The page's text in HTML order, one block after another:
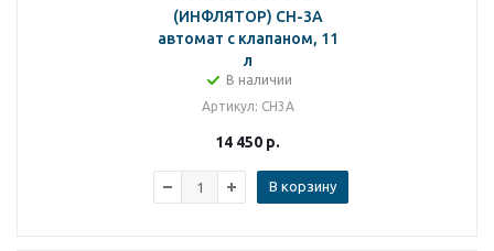
(ИНФЛЯТОР) CH-3A
автомат с клапаном, 11
л
В наличии
Артикул: CH3A
14 450 р.
В корзину